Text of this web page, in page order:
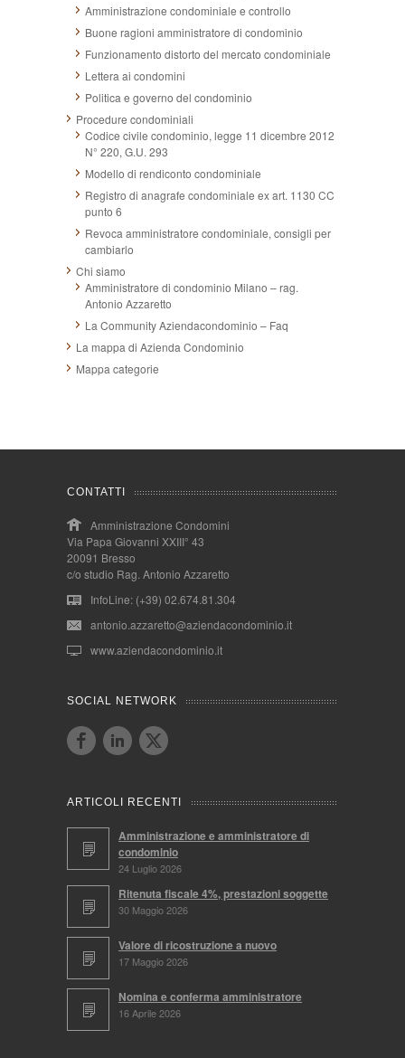
Amministrazione condominiale e controllo
Buone ragioni amministratore di condominio
Funzionamento distorto del mercato condominiale
Lettera ai condomini
Politica e governo del condominio
Procedure condominiali
Codice civile condominio, legge 11 dicembre 2012
N° 220, G.U. 293
Modello di rendiconto condominiale
Registro di anagrafe condominiale ex art. 1130 CC
punto 6
Revoca amministratore condominiale, consigli per
cambiarlo
Chi siamo
Amministratore di condominio Milano – rag.
Antonio Azzaretto
La Community Aziendacondominio – Faq
La mappa di Azienda Condominio
Mappa categorie
CONTATTI
Amministrazione Condomini
Via Papa Giovanni XXIII° 43
20091 Bresso
c/o studio Rag. Antonio Azzaretto
InfoLine: (+39) 02.674.81.304
antonio.azzaretto@aziendacondominio.it
www.aziendacondominio.it
SOCIAL NETWORK
ARTICOLI RECENTI
Amministrazione e amministratore di
condominio
24 Luglio 2026
Ritenuta fiscale 4%, prestazioni soggette
30 Maggio 2026
Valore di ricostruzione a nuovo
17 Maggio 2026
Nomina e conferma amministratore
16 Aprile 2026